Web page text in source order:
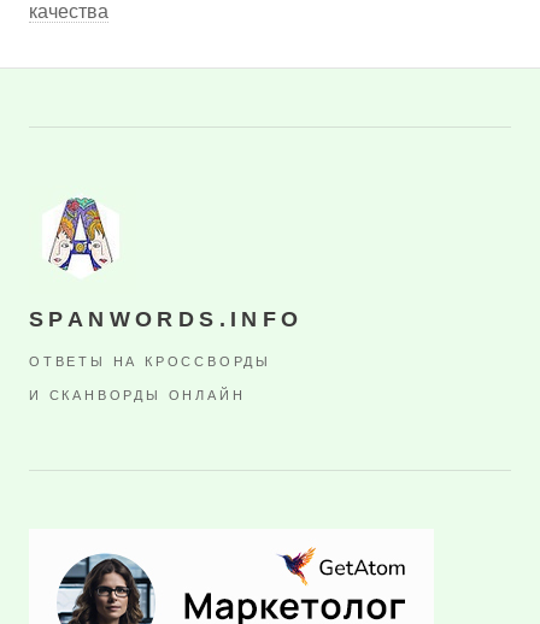
качества
SPANWORDS.INFO
ОТВЕТЫ НА КРОССВОРДЫ
И СКАНВОРДЫ ОНЛАЙН